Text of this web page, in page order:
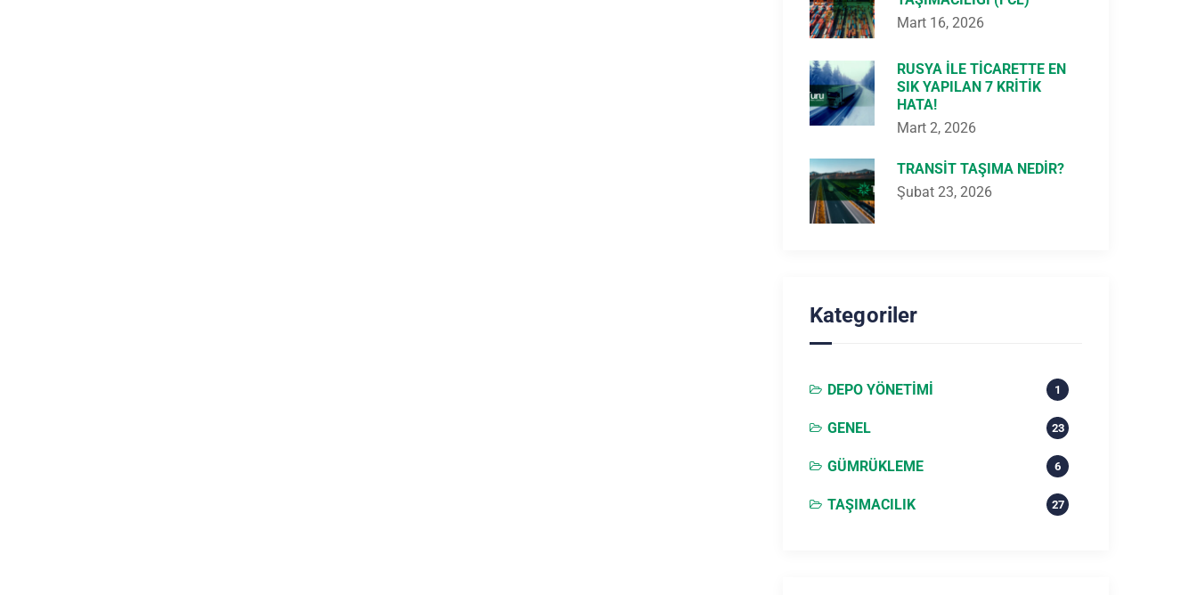
Mart 16, 2026
RUSYA ILE TICARETTE EN
SIK YAPILAN 7 KRITIK
HATA!
Mart 2, 2026
TRANSIT TAŞIMA NEDIR?
Şubat 23, 2026
Kategoriler
DEPO YÖNETIMI 1
GENEL 23
GÜMRÜKLEME 6
TAŞIMACILIK 27